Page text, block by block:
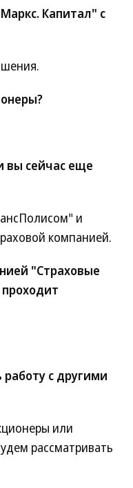
Капитал" с
вы сейчас еще
и
компанией.
"Страховые
с другими
или
рассматривать